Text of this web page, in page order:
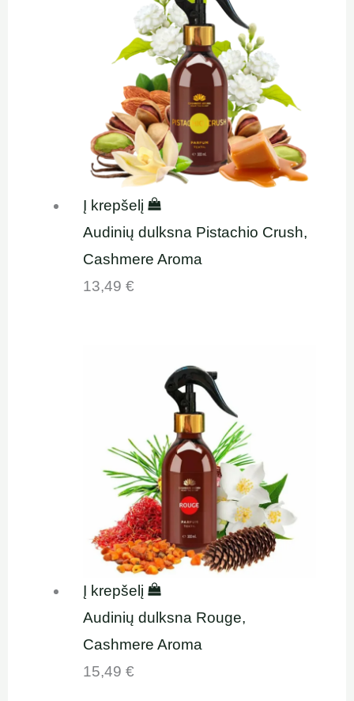
Į krepšelį
Audinių dulksna Pistachio Crush,
Cashmere Aroma
13,49€
Į krepšelį
Audinių dulksna Rouge,
Cashmere Aroma
15,49€